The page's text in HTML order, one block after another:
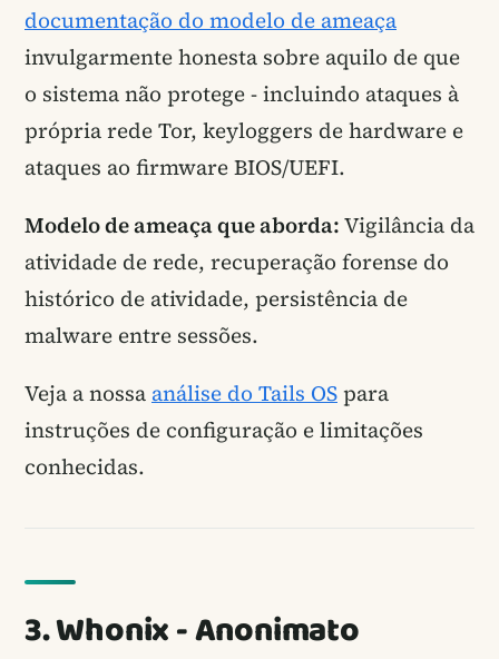
documentação do modelo de ameaça
invulgarmente honesta sobre aquilo de que
o sistema não protege - incluindo ataques à
própria rede Tor, keyloggers de hardware e
ataques ao firmware BIOS/UEFI.
Modelo de ameaça que aborda:Vigilância da
atividade de rede, recuperação forense do
histórico de atividade, persistência de
malware entre sessões.
Veja a nossa análise do Tails OSpara
instruções de configuração e limitações
conhecidas.
3. Whonix - Anonimato